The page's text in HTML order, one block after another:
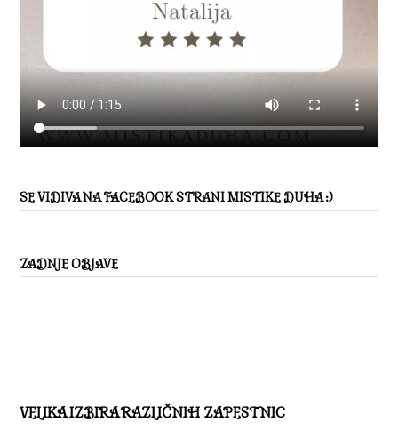
SE VIDIVA NA FACEBOOK STRANI MISTIKE DUHA :)
ZADNJE OBJAVE
VELIKA IZBIRA RAZLIČNIH ZAPESTNIC